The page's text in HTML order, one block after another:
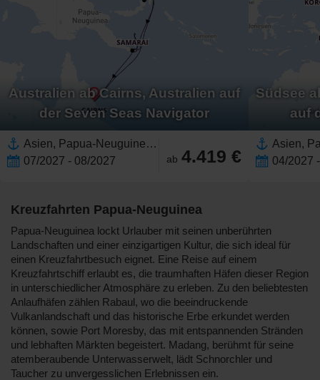
Australien ab Cairns, Australien auf
der Seven Seas Navigator
Asien, Papua-Neuguinea,Great Barrier Reef, Australien,Australien und Neuseeland,Australien
07/2027 - 08/2027
ab 4.419 €
Südsee
auf
04/2027
Kreuzfahrten Papua-Neuguinea
Papua-Neuguinea lockt Urlauber mit seinen unberührten
Landschaften und einer einzigartigen Kultur, die sich ideal für
einen Kreuzfahrtbesuch eignet. Eine Reise auf einem
Kreuzfahrtschiff erlaubt es, die traumhaften Häfen dieser Region
in unterschiedlicher Atmosphäre zu erleben. Zu den beliebtesten
Anlaufhäfen zählen Rabaul, wo die beeindruckende
Vulkanlandschaft und das historische Erbe erkundet werden
können, sowie Port Moresby, das mit entspannenden Stränden
und lebhaften Märkten begeistert. Madang, berühmt für seine
atemberaubende Unterwasserwelt, lädt Schnorchler und
Taucher zu unvergesslichen Erlebnissen ein.